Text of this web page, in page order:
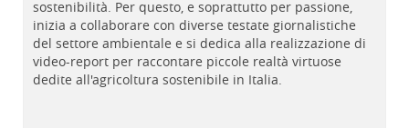
sostenibilità. Per questo, e soprattutto per passione,
inizia a collaborare con diverse testate giornalistiche
del settore ambientale e si dedica alla realizzazione di
video-report per raccontare piccole realtà virtuose
dedite all'agricoltura sostenibile in Italia.